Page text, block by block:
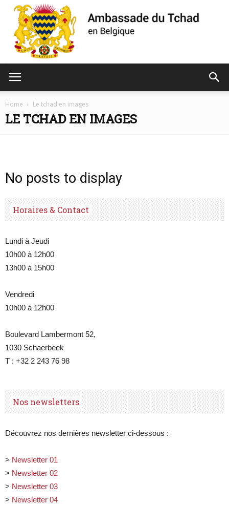
Tchad
Home Le tchad en images
LE TCHAD EN IMAGES
No posts to display
Horaires & Contact
Lundi à Jeudi
10h00 à 12h00
13h00 à 15h00
Vendredi
10h00 à 12h00
Boulevard Lambermont 52,
1030 Schaerbeek
T : +32 2 243 76 98
Nos newsletters
Découvrez nos dernières newsletter ci-dessous :
> Newsletter 01
> Newsletter 02
> Newsletter 03
> Newsletter 04